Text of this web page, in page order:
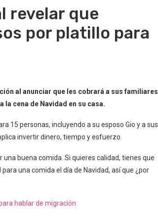
revelar que
por platillo para
al anunciar que les cobrará a sus familiares
cena de Navidad en su casa.
15 personas, incluyendo a su esposo Gio y a sus
invertir dinero, tiempo y esfuerzo.
buena comida. Si quieres calidad, tienes que
una comida el día de Navidad, así que ¿por
hablar de migración